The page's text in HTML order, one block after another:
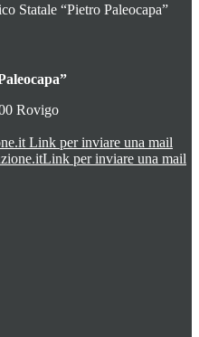
Statale “Pietro Paleocapa”
Rovigo
Link per inviare una mail
Link per inviare una mail